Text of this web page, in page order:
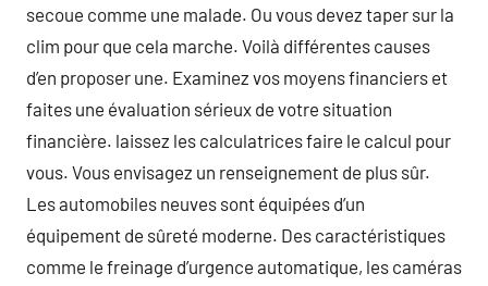
secoue comme une malade. Ou vous devez taper sur la
clim pour que cela marche. Voilà différentes causes
d’en proposer une. Examinez vos moyens financiers et
faites une évaluation sérieux de votre situation
financière. laissez les calculatrices faire le calcul pour
vous. Vous envisagez un renseignement de plus sûr.
Les automobiles neuves sont équipées d’un
équipement de sûreté moderne. Des caractéristiques
comme le freinage d’urgence automatique, les caméras